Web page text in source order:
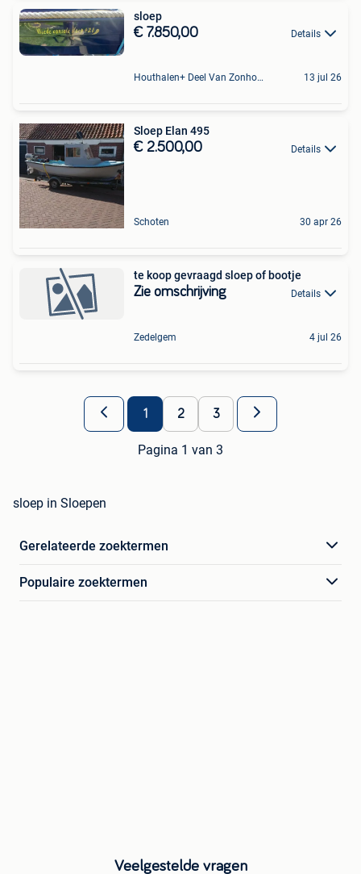
sloep
€ 7.850,00 Details
Houthalen+ Deel Van Zonhoven En Zolder 13 jul 26
Sloep Elan 495
€ 2.500,00 Details
Schoten 30 apr 26
te koop gevraagd sloep of bootje
Zie omschrijving Details
Zedelgem 4 jul 26
1 2 3
Pagina 1 van 3
sloep in Sloepen
Gerelateerde zoektermen
Populaire zoektermen
Veelgestelde vragen